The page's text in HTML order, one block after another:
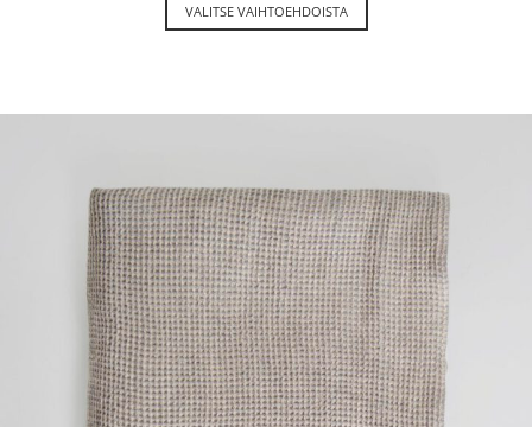
VALITSE VAIHTOEHDOISTA